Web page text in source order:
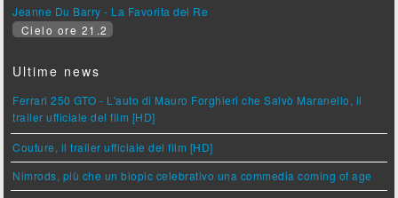
Jeanne Du Barry - La Favorita del Re
Cielo ore 21.2
Ultime news
Ferrari 250 GTO - L'auto di Mauro Forghieri che Salvò Maranello, il
trailer ufficiale del film [HD]
Couture, il trailer ufficiale del film [HD]
Nimrods, più che un biopic celebrativo una commedia coming of age